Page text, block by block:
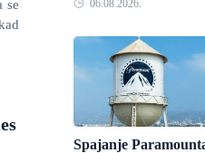
se
06.08.2026.
Spajanje